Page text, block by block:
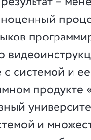
системой и
продукте
и